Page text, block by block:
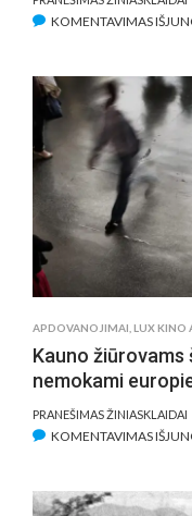
KOMENTAVIMAS
APDOVANOJIMAI LUX KINO
Kauno
nemokami
PRANEŠIMAS ŽINIASKLAIDAI
KOMENTAVIMAS